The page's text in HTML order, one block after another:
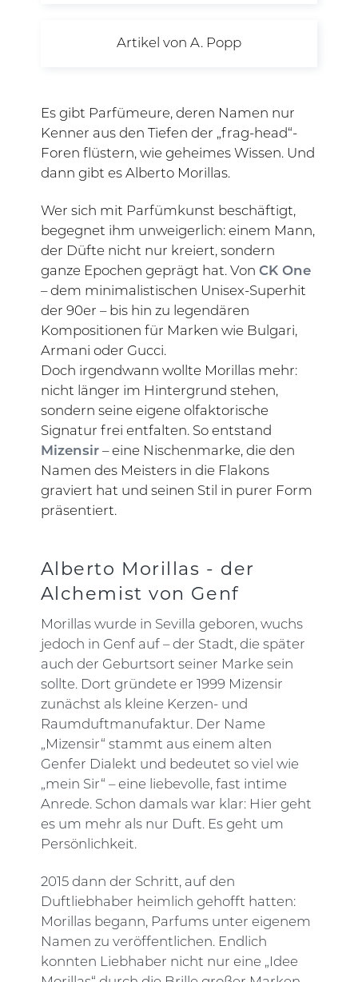
Artikel von A. Popp
Es gibt Parfümeure, deren Namen nur
Kenner aus den Tiefen der „frag-head“-
Foren flüstern, wie geheimes Wissen. Und
dann gibt es Alberto Morillas.
Wer sich mit Parfümkunst beschäftigt,
begegnet ihm unweigerlich: einem Mann,
der Düfte nicht nur kreiert, sondern
ganze Epochen geprägt hat. Von CK One
– dem minimalistischen Unisex-Superhit
der 90er – bis hin zu legendären
Kompositionen für Marken wie Bulgari,
Armani oder Gucci.
Doch irgendwann wollte Morillas mehr:
nicht länger im Hintergrund stehen,
sondern seine eigene olfaktorische
Signatur frei entfalten. So entstand
Mizensir– eine Nischenmarke, die den
Namen des Meisters in die Flakons
graviert hat und seinen Stil in purer Form
präsentiert.
Alberto Morillas - der
Alchemist von Genf
Morillas wurde in Sevilla geboren, wuchs
jedoch in Genf auf – der Stadt, die später
auch der Geburtsort seiner Marke sein
sollte. Dort gründete er 1999 Mizensir
zunächst als kleine Kerzen- und
Raumduftmanufaktur. Der Name
„Mizensir“ stammt aus einem alten
Genfer Dialekt und bedeutet so viel wie
„mein Sir“ – eine liebevolle, fast intime
Anrede. Schon damals war klar: Hier geht
es um mehr als nur Duft. Es geht um
Persönlichkeit.
2015 dann der Schritt, auf den
Duftliebhaber heimlich gehofft hatten:
Morillas begann, Parfums unter eigenem
Namen zu veröffentlichen. Endlich
konnten Liebhaber nicht nur eine „Idee